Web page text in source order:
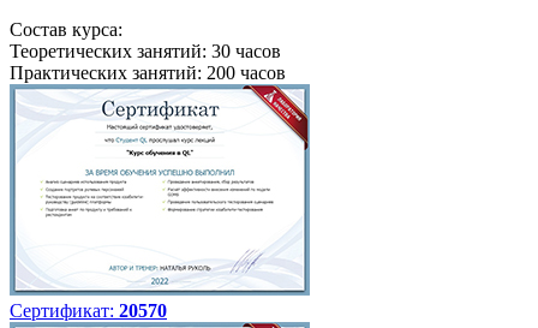
Состав курса:
Теоретических занятий: 30 часов
Практических занятий: 200 часов
Сертификат: 20570